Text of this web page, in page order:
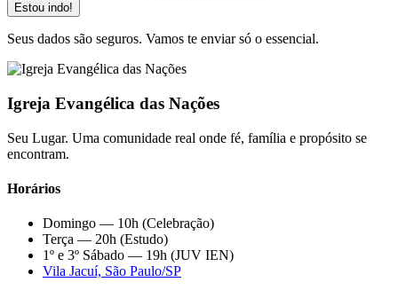
Estou indo!
Seus dados são seguros. Vamos te enviar só o essencial.
Igreja Evangélica das Nações
Seu Lugar. Uma comunidade real onde fé, família e propósito se
encontram.
Horários
Domingo — 10h (Celebração)
Terça — 20h (Estudo)
1º e 3º Sábado — 19h (JUV IEN)
Vila Jacuí, São Paulo/SP